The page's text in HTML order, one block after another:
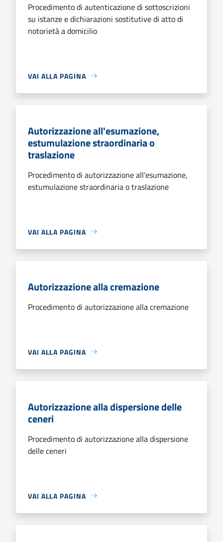
Procedimento di autenticazione di sottoscrizioni
su istanze e dichiarazioni sostitutive di atto di
notorietà a domicilio
VAI ALLA PAGINA
Autorizzazione all'esumazione,
estumulazione straordinaria o
traslazione
Procedimento di autorizzazione all'esumazione,
estumulazione straordinaria o traslazione
VAI ALLA PAGINA
Autorizzazione alla cremazione
Procedimento di autorizzazione alla cremazione
VAI ALLA PAGINA
Autorizzazione alla dispersione delle
ceneri
Procedimento di autorizzazione alla dispersione
delle ceneri
VAI ALLA PAGINA